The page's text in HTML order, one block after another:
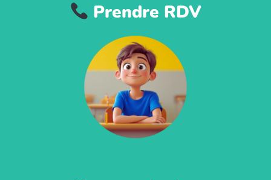
Prendre RDV